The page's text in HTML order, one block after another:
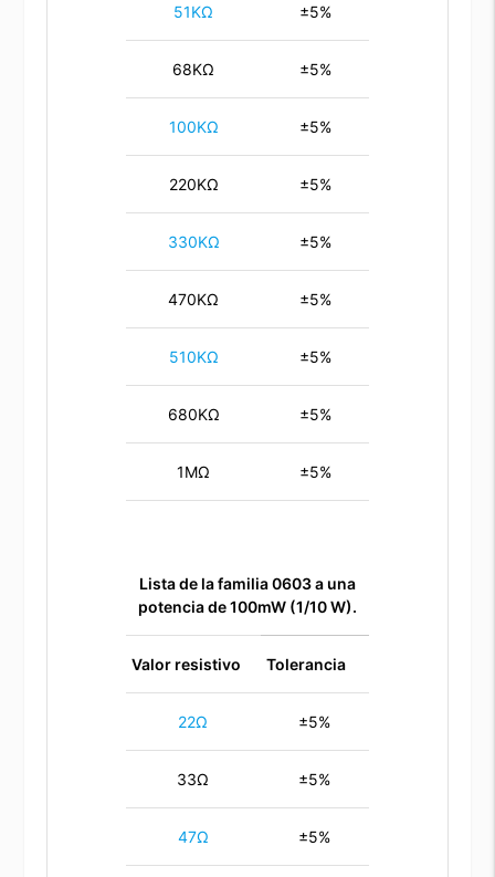
51KΩ ±5%
68KΩ ±5%
100KΩ ±5%
220KΩ ±5%
330KΩ ±5%
470KΩ ±5%
510KΩ ±5%
680KΩ ±5%
1MΩ ±5%
Lista de la familia 0603 a una
potencia de 100mW (1/10 W).
Valor resistivo Tolerancia
22Ω ±5%
33Ω ±5%
47Ω ±5%